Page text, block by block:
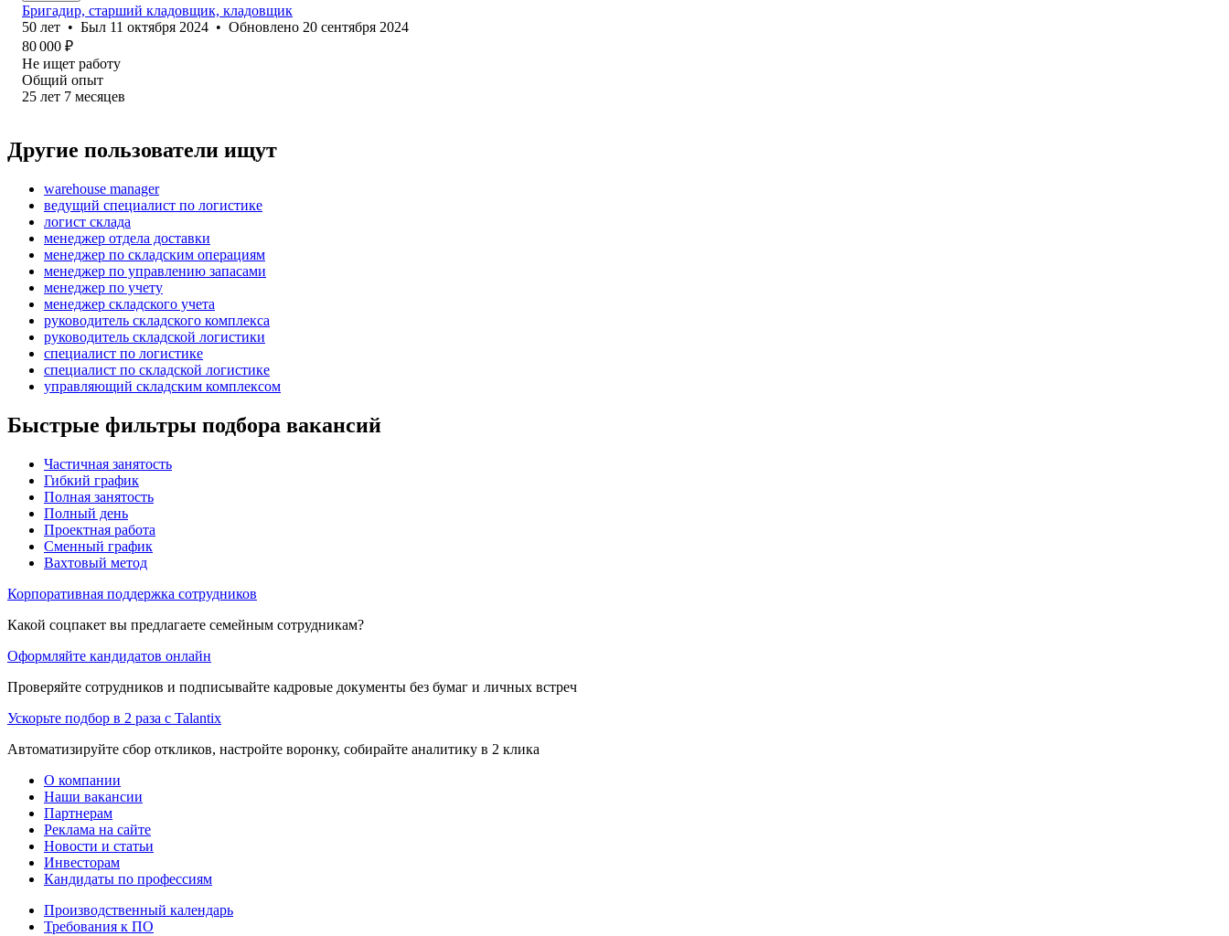
Бригадир, старший кладовщик, кладовщик
50 лет • Был 11 октября 2024 • Обновлено 20 сентября 2024
80 000 ₽
Не ищет работу
Общий опыт
25 лет 7 месяцев
Другие пользователи ищут
warehouse manager
ведущий специалист по логистике
логист склада
менеджер отдела доставки
менеджер по складским операциям
менеджер по управлению запасами
менеджер по учету
менеджер складского учета
руководитель складского комплекса
руководитель складской логистики
специалист по логистике
специалист по складской логистике
управляющий складским комплексом
Быстрые фильтры подбора вакансий
Частичная занятость
Гибкий график
Полная занятость
Полный день
Проектная работа
Сменный график
Вахтовый метод
Корпоративная поддержка сотрудников
Какой соцпакет вы предлагаете семейным сотрудникам?
Оформляйте кандидатов онлайн
Проверяйте сотрудников и подписывайте кадровые документы без бумаг и личных встреч
Ускорьте подбор в 2 раза с Talantix
Автоматизируйте сбор откликов, настройте воронку, собирайте аналитику в 2 клика
О компании
Наши вакансии
Партнерам
Реклама на сайте
Новости и статьи
Инвесторам
Кандидаты по профессиям
Производственный календарь
Требования к ПО